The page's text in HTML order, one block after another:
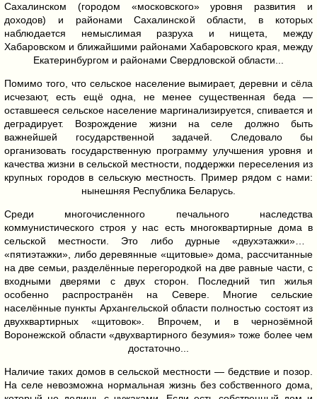
Сахалинском (городом «московского» уровня развития и
доходов) и районами Сахалинской области, в которых
наблюдается немыслимая разруха и нищета, между
Хабаровском и ближайшими районами Хабаровского края, между
Екатеринбургом и районами Свердловской области...
Помимо того, что сельское население вымирает, деревни и сёла
исчезают, есть ещё одна, не менее существенная беда —
оставшееся сельское население маргинализируется, спивается и
деградирует. Возрождение жизни на селе должно быть
важнейшей государственной задачей. Следовало бы
организовать государственную программу улучшения уровня и
качества жизни в сельской местности, поддержки переселения из
крупных городов в сельскую местность. Пример рядом с нами:
нынешняя Республика Беларусь.
Среди многочисленного печального наследства
коммунистического строя у нас есть многоквартирные дома в
сельской местности. Это либо дурные «двухэтажки» и
«пятиэтажки», либо деревянные «щитовые» дома, рассчитанные
на две семьи, разделённые перегородкой на две равные части, с
входными дверями с двух сторон. Последний тип жилья
особенно распространён на Севере. Многие сельские
населённые пункты Архангельской области полностью состоят из
двухквартирных «щитовок». Впрочем, и в чернозёмной
Воронежской области «двухвартирного безумия» тоже более чем
достаточно...
Наличие таких домов в сельской местности — бедствие и позор.
На селе невозможна нормальная жизнь без собственного дома,